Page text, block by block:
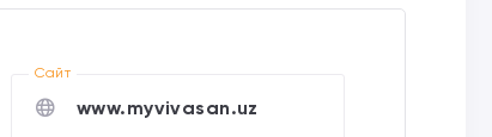
Cайт
www.myvivasan.uz